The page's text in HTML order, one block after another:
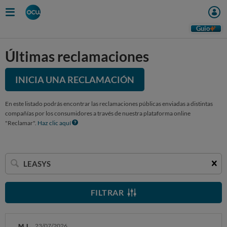
Guio
Últimas reclamaciones
INICIA UNA RECLAMACIÓN
En este listado podrás encontrar las reclamaciones públicas enviadas a distintas
compañías por los consumidores a través de nuestra plataforma online
"Reclamar". Haz clic aquí
Buscar
una
empresa
FILTRAR